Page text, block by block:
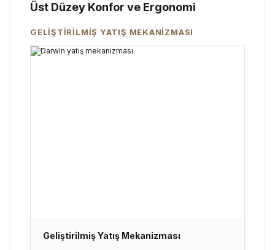
Üst Düzey Konfor ve Ergonomi
GELİŞTİRİLMİŞ YATIŞ MEKANİZMASI
Geliştirilmiş Yatış Mekanizması